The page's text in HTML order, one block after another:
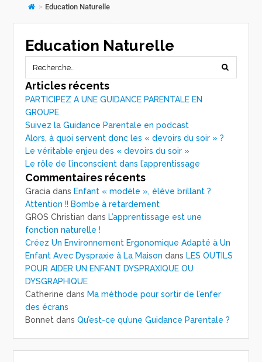
> Education Naturelle
Education Naturelle
Articles récents
PARTICIPEZ A UNE GUIDANCE PARENTALE EN
GROUPE
Suivez la Guidance Parentale en podcast
Alors, à quoi servent donc les « devoirs du soir » ?
Le véritable enjeu des « devoirs du soir »
Le rôle de l’inconscient dans l’apprentissage
Commentaires récents
Gracia dans Enfant « modèle », élève brillant ?
Attention !! Bombe à retardement
GROS Christian dans L’apprentissage est une
fonction naturelle !
Créez Un Environnement Ergonomique Adapté à Un
Enfant Avec Dyspraxie à La Maison dans LES OUTILS
POUR AIDER UN ENFANT DYSPRAXIQUE OU
DYSGRAPHIQUE
Catherine dans Ma méthode pour sortir de l’enfer
des écrans
Bonnet dansQu’est-ce qu’une Guidance Parentale ?